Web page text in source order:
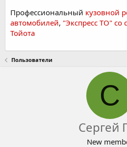
Профессиональный кузовной
автомобилей, "Экспресс ТО" со
Тойота
Пользователи
С
Сергей
New